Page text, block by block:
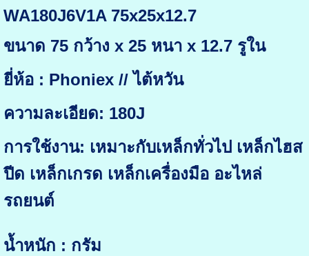
WA180J6V1A 75x25x12.7
ขนาด 75 กว้าง x 25 หนา x 12.7 รูใน
ยี่ห้อ : Phoniex // ไต้หวัน
ความละเอียด: 180J
การใช้งาน: เหมาะกับเหล็กทั่วไป เหล็กไฮส
ปีด เหล็กเกรด เหล็กเครื่องมือ อะไหล่
รถยนต์
น้ำหนัก : กรัม